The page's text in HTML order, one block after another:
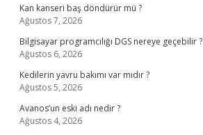
Kan kanseri baş döndürür mü ?
Ağustos 7, 2026
Bilgisayar programcılığı DGS nereye geçebilir ?
Ağustos 6, 2026
Kedilerin yavru bakımı var mıdır ?
Ağustos 5, 2026
Avanos’un eski adı nedir ?
Ağustos 4, 2026